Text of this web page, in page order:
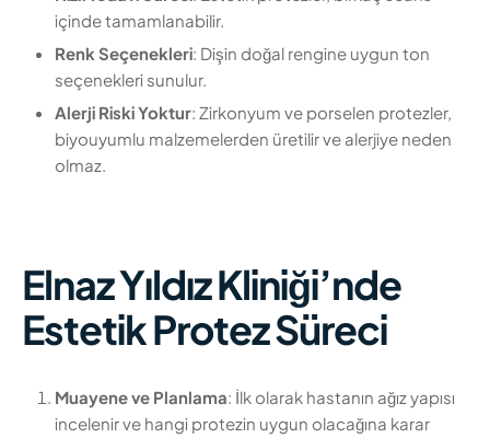
içinde tamamlanabilir.
Renk Seçenekleri: Dişin doğal rengine uygun ton
seçenekleri sunulur.
Alerji Riski Yoktur: Zirkonyum ve porselen protezler,
biyouyumlu malzemelerden üretilir ve alerjiye neden
olmaz.
Elnaz Yıldız Kliniği’nde
Estetik Protez Süreci
Muayene ve Planlama: İlk olarak hastanın ağız yapısı
incelenir ve hangi protezin uygun olacağına karar